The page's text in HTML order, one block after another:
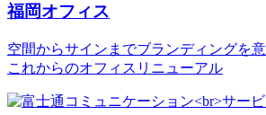
福岡オフィス
空間からサインまでブランディングを
これからのオフィスリニューアル